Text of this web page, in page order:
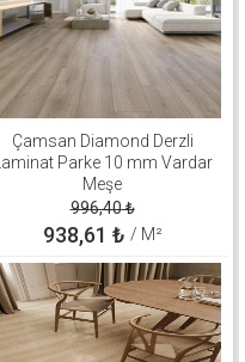
Çamsan Diamond Derzli
Laminat Parke 10 mm Vardar
Meşe
996,40₺
938,61 ₺ / M²